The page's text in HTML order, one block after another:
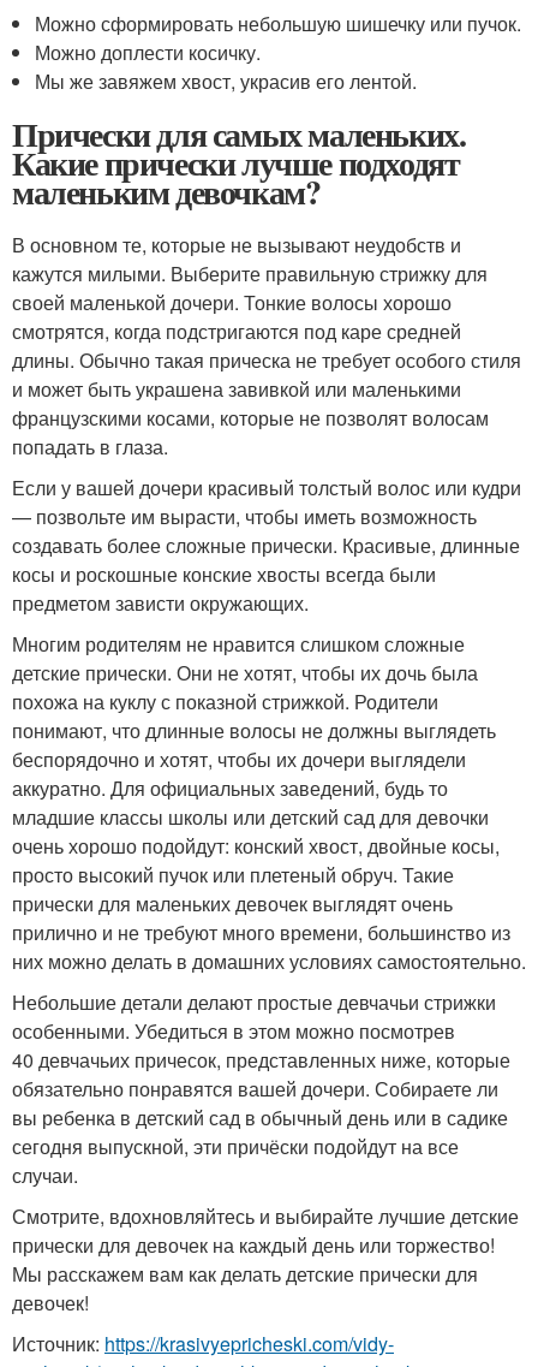
Можно сформировать небольшую шишечку или пучок.
Можно доплести косичку.
Мы же завяжем хвост, украсив его лентой.
Прически для самых маленьких.
Какие прически лучше подходят
маленьким девочкам?
В основном те, которые не вызывают неудобств и
кажутся милыми. Выберите правильную стрижку для
своей маленькой дочери. Тонкие волосы хорошо
смотрятся, когда подстригаются под каре средней
длины. Обычно такая прическа не требует особого стиля
и может быть украшена завивкой или маленькими
французскими косами, которые не позволят волосам
попадать в глаза.
Если у вашей дочери красивый толстый волос или кудри
— позвольте им вырасти, чтобы иметь возможность
создавать более сложные прически. Красивые, длинные
косы и роскошные конские хвосты всегда были
предметом зависти окружающих.
Многим родителям не нравится слишком сложные
детские прически. Они не хотят, чтобы их дочь была
похожа на куклу с показной стрижкой. Родители
понимают, что длинные волосы не должны выглядеть
беспорядочно и хотят, чтобы их дочери выглядели
аккуратно. Для официальных заведений, будь то
младшие классы школы или детский сад для девочки
очень хорошо подойдут: конский хвост, двойные косы,
просто высокий пучок или плетеный обруч. Такие
прически для маленьких девочек выглядят очень
прилично и не требуют много времени, большинство из
них можно делать в домашних условиях самостоятельно.
Небольшие детали делают простые девчачьи стрижки
особенными. Убедиться в этом можно посмотрев
40 девчачьих причесок, представленных ниже, которые
обязательно понравятся вашей дочери. Собираете ли
вы ребенка в детский сад в обычный день или в садике
сегодня выпускной, эти причёски подойдут на все
случаи.
Смотрите, вдохновляйтесь и выбирайте лучшие детские
прически для девочек на каждый день или торжество!
Мы расскажем вам как делать детские прически для
девочек!
Источник: https://krasivyepricheski.com/vidy-